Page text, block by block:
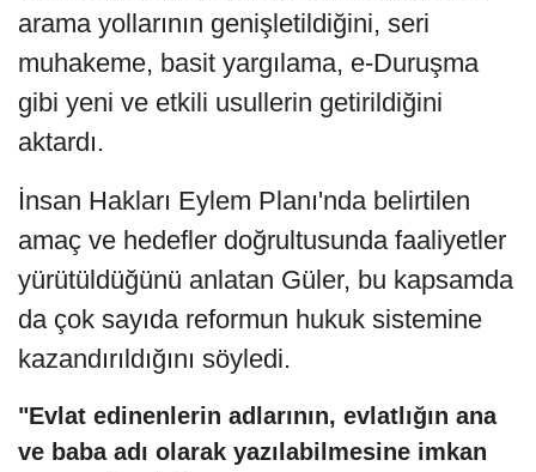
arama yollarının genişletildiğini, seri
muhakeme, basit yargılama, e-Duruşma
gibi yeni ve etkili usullerin getirildiğini
aktardı.
İnsan Hakları Eylem Planı'nda belirtilen
amaç ve hedefler doğrultusunda faaliyetler
yürütüldüğünü anlatan Güler, bu kapsamda
da çok sayıda reformun hukuk sistemine
kazandırıldığını söyledi.
"Evlat edinenlerin adlarının, evlatlığın ana
ve baba adı olarak yazılabilmesine imkan